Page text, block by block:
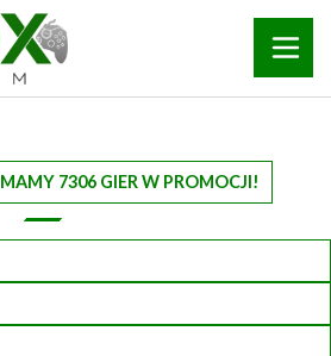
MAMY 7306 GIER W PROMOCJI!